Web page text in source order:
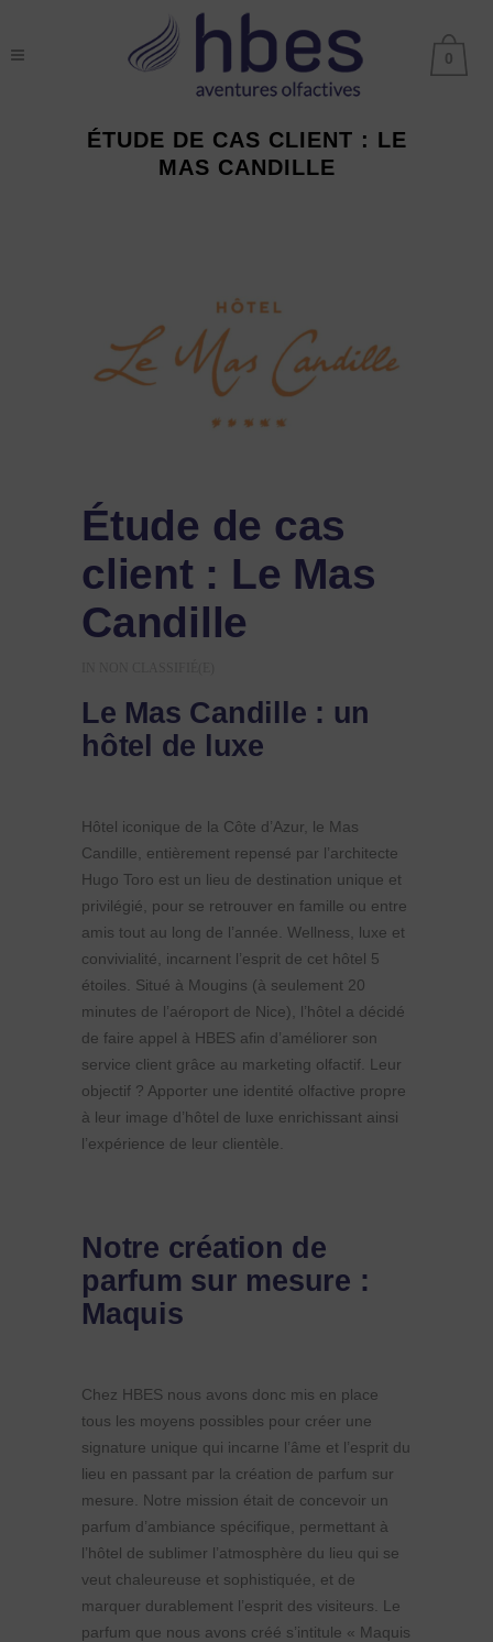
0
ÉTUDE DE CAS CLIENT : LE
MAS CANDILLE
Étude de cas
client : Le Mas
Candille
Le Mas Candille : un
hôtel de luxe
Hôtel iconique de la Côte d’Azur, le Mas
Candille, entièrement repensé par l’architecte
Hugo Toro est un lieu de destination unique et
privilégié, pour se retrouver en famille ou entre
amis tout au long de l’année. Wellness, luxe et
convivialité, incarnent l’esprit de cet hôtel 5
étoiles. Situé à Mougins (à seulement 20
minutes de l’aéroport de Nice), l’hôtel a décidé
de faire appel à HBES afin d’améliorer son
service client grâce au marketing olfactif. Leur
objectif ? Apporter une identité olfactive propre
à leur image d’hôtel de luxe enrichissant ainsi
l’expérience de leur clientèle.
Notre création de
parfum sur mesure :
Maquis
Chez HBES nous avons donc mis en place
tous les moyens possibles pour créer une
signature unique qui incarne l’âme et l’esprit du
lieu en passant par la création de parfum sur
mesure. Notre mission était de concevoir un
parfum d’ambiance spécifique, permettant à
l’hôtel de sublimer l’atmosphère du lieu qui se
veut chaleureuse et sophistiquée, et de
marquer durablement l’esprit des visiteurs. Le
parfum que nous avons créé s’intitule « Maquis